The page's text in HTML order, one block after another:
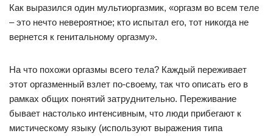
Как выразился один мультиоргазмик, «оргазм во всем теле
– это нечто невероятное; кто испытал его, тот никогда не
вернется к генитальному оргазму».
На что похожи оргазмы всего тела? Каждый переживает
этот оргазменный взлет по-своему, так что описать его в
рамках общих понятий затруднительно. Переживание
бывает настолько интенсивным, что люди прибегают к
мистическому языку (используют выражения типа